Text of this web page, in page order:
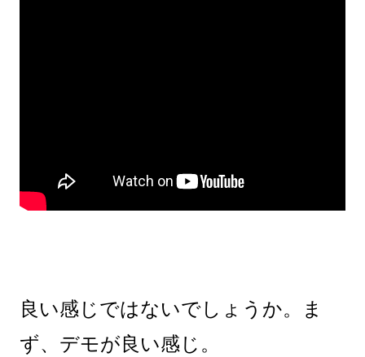
良い感じではないでしょうか。ま
ず、デモが良い感じ。